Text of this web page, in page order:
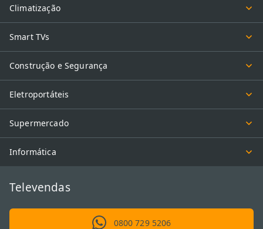
Climatização
Smart TVs
Construção e Segurança
Eletroportáteis
Supermercado
Informática
Televendas
0800 729 5206